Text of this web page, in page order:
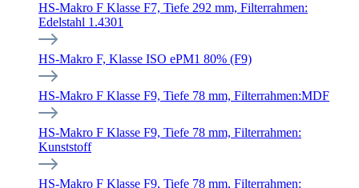
HS-Makro F Klasse F7, Tiefe 292 mm, Filterrahmen:
Edelstahl 1.4301
HS-Makro F, Klasse ISO ePM1 80% (F9)
HS-Makro F Klasse F9, Tiefe 78 mm, Filterrahmen:MDF
HS-Makro F Klasse F9, Tiefe 78 mm, Filterrahmen:
Kunststoff
HS-Makro F Klasse F9, Tiefe 78 mm, Filterrahmen: